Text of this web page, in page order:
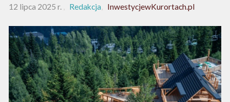
12 lipca 2025 r. Redakcja InwestycjewKurortach.pl